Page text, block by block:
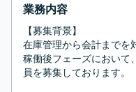
業務内容
【募集背景】
在庫管理から会計までを
稼働後フェーズにおいて
員を募集しております。